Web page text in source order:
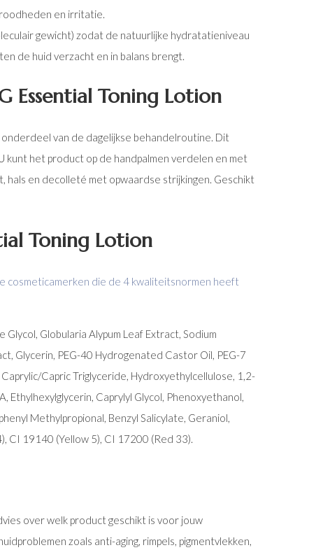
en irritatie.
gewicht) zodat de natuurlijke hydratatieniveau
de huid verzacht en in balans brengt.
Essential Toning Lotion
onderdeel van de dagelijkse behandelroutine. Dit
kunt het product op de handpalmen verdelen en met
hals en decolleté met opwaardse strijkingen. Geschikt
Toning Lotion
cosmeticamerken die de 4 kwaliteitsnormen heeft
Globularia Alypum Leaf Extract, Sodium
Glycerin, PEG-40 Hydrogenated Castor Oil, PEG-7
Capric Triglyceride, Hydroxyethylcellulose, 1,2-
Ethylhexylglycerin, Caprylyl Glycol, Phenoxyethanol,
Methylpropional, Benzyl Salicylate, Geraniol,
CI 19140 (Yellow 5), CI 17200 (Red 33).
over welk product geschikt is voor jouw
zoals anti-aging, rimpels, pigmentvlekken,